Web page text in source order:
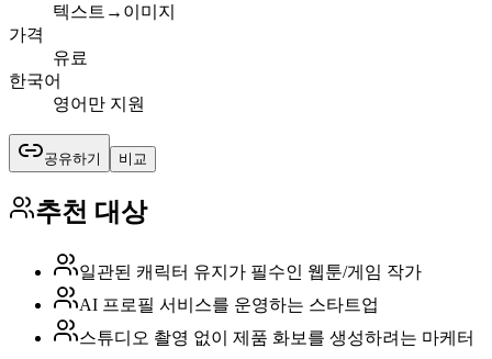
텍스트→이미지
가격
유료
한국어
영어만 지원
공유하기 비교
추천 대상
일관된 캐릭터 유지가 필수인 웹툰/게임 작가
AI 프로필 서비스를 운영하는 스타트업
스튜디오 촬영 없이 제품 화보를 생성하려는 마케터